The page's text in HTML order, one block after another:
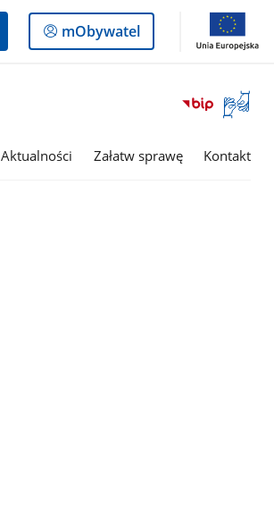
Logowanie
do
mObywatel
Otwórz
okno
Aktualności Załatw sprawę Kontakt